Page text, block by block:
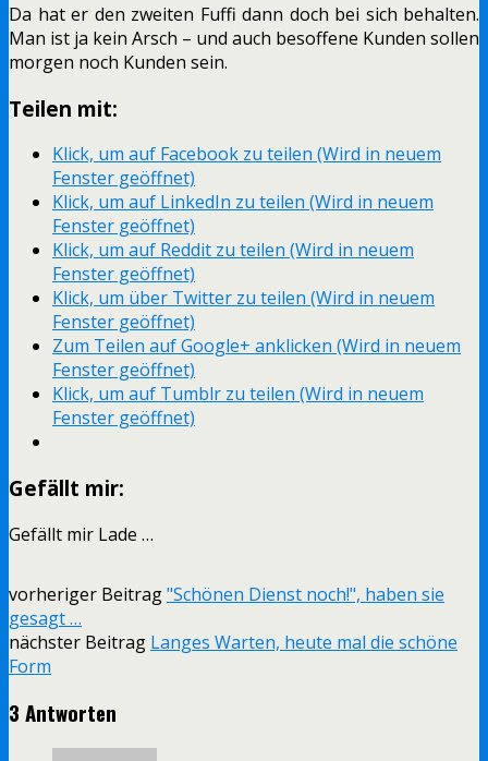
Da hat er den zweiten Fuffi dann doch bei sich behalten.
Man ist ja kein Arsch – und auch besoffene Kunden sollen
morgen noch Kunden sein.
Teilen mit:
Klick, um auf Facebook zu teilen (Wird in neuem
Fenster geöffnet)
Klick, um auf LinkedIn zu teilen (Wird in neuem
Fenster geöffnet)
Klick, um auf Reddit zu teilen (Wird in neuem
Fenster geöffnet)
Klick, um über Twitter zu teilen (Wird in neuem
Fenster geöffnet)
Zum Teilen auf Google+ anklicken (Wird in neuem
Fenster geöffnet)
Klick, um auf Tumblr zu teilen (Wird in neuem
Fenster geöffnet)
Gefällt mir:
Gefällt mir Lade …
vorheriger Beitrag"Schönen Dienst noch!", haben sie
gesagt …
nächster Beitrag Langes Warten, heute mal die schöne
Form
3 Antworten